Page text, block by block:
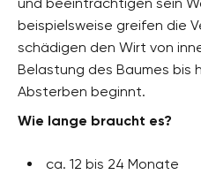
beispielsweise greifen die
schädigen den Wirt von
Belastung des Baumes bis
Absterben beginnt.
Wie lange braucht es?
ca. 12 bis 24 Monate